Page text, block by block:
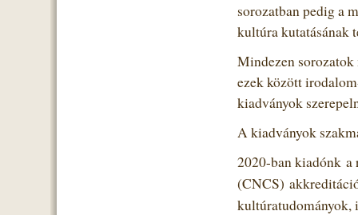
sorozatban pedig a
kultúra kutatásának
Mindezen
ezek között
kiadványok
A kiadványok
2020-ban kiadónk a
(CNCS)
kultúratudományok,